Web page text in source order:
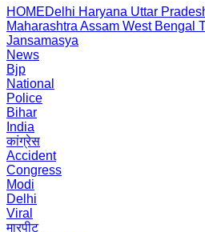
HOMEDelhi Haryana Uttar
Maharashtra Assam West Bengal
Jansamasya
News
Bjp
National
Police
Bihar
India
कांग्रेस
Accident
Congress
Modi
Delhi
Viral
मारपीट